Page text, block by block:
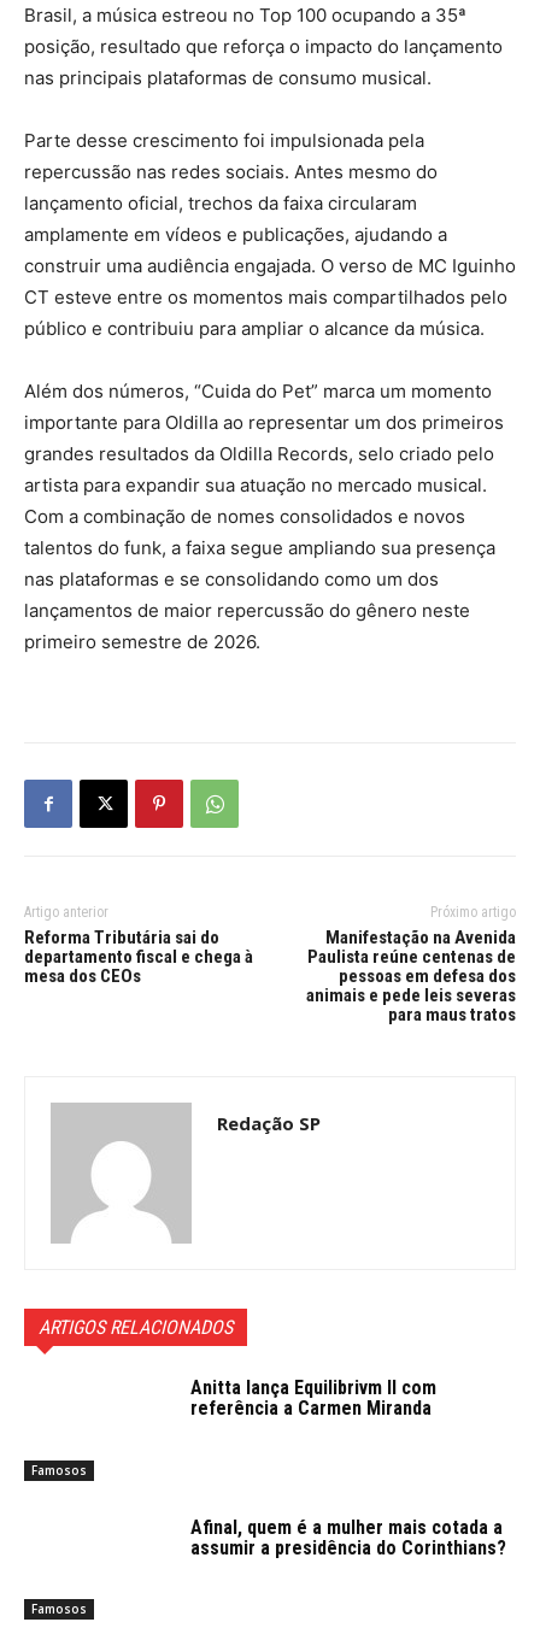
Brasil, a música estreou no Top 100 ocupando a 35ª
posição, resultado que reforça o impacto do lançamento
nas principais plataformas de consumo musical.
Parte desse crescimento foi impulsionada pela
repercussão nas redes sociais. Antes mesmo do
lançamento oficial, trechos da faixa circularam
amplamente em vídeos e publicações, ajudando a
construir uma audiência engajada. O verso de MC Iguinho
CT esteve entre os momentos mais compartilhados pelo
público e contribuiu para ampliar o alcance da música.
Além dos números, “Cuida do Pet” marca um momento
importante para Oldilla ao representar um dos primeiros
grandes resultados da Oldilla Records, selo criado pelo
artista para expandir sua atuação no mercado musical.
Com a combinação de nomes consolidados e novos
talentos do funk, a faixa segue ampliando sua presença
nas plataformas e se consolidando como um dos
lançamentos de maior repercussão do gênero neste
primeiro semestre de 2026.
Artigo anterior
Reforma Tributária sai do
departamento fiscal e chega à
mesa dos CEOs
Próximo artigo
Manifestação na Avenida
Paulista reúne centenas de
pessoas em defesa dos
animais e pede leis severas
para maus tratos
Redação SP
ARTIGOS RELACIONADOS
Famosos
Anitta lança Equilibrivm ll com
referência a Carmen Miranda
Famosos
Afinal, quem é a mulher mais cotada a
assumir a presidência do Corinthians?